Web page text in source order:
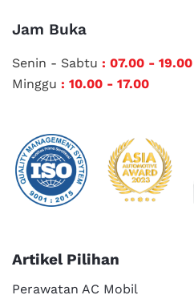
Jam Buka
Senin - Sabtu : 07.00 - 19.00
Minggu : 10.00 - 17.00
Artikel Pilihan
Perawatan AC Mobil